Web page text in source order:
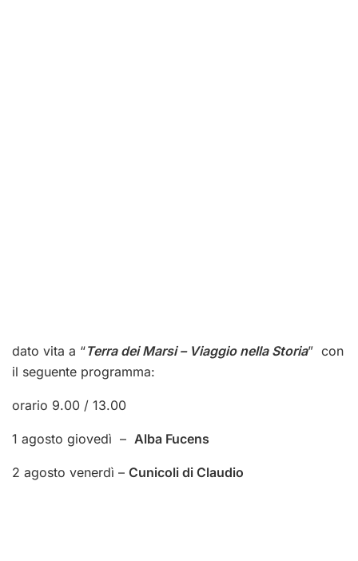
dato vita a “Terra dei Marsi – Viaggio nella Storia” con
il seguente programma:
orario 9.00 / 13.00
1 agosto giovedì – Alba Fucens
2 agosto venerdì – Cunicoli di Claudio